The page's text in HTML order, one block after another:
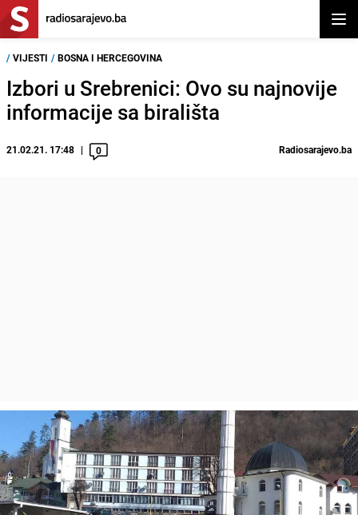
/ VIJESTI / BOSNA I HERCEGOVINA
Izbori u Srebrenici: Ovo su najnovije
informacije sa birališta
21.02.21. 17:48 0 Radiosarajevo.ba